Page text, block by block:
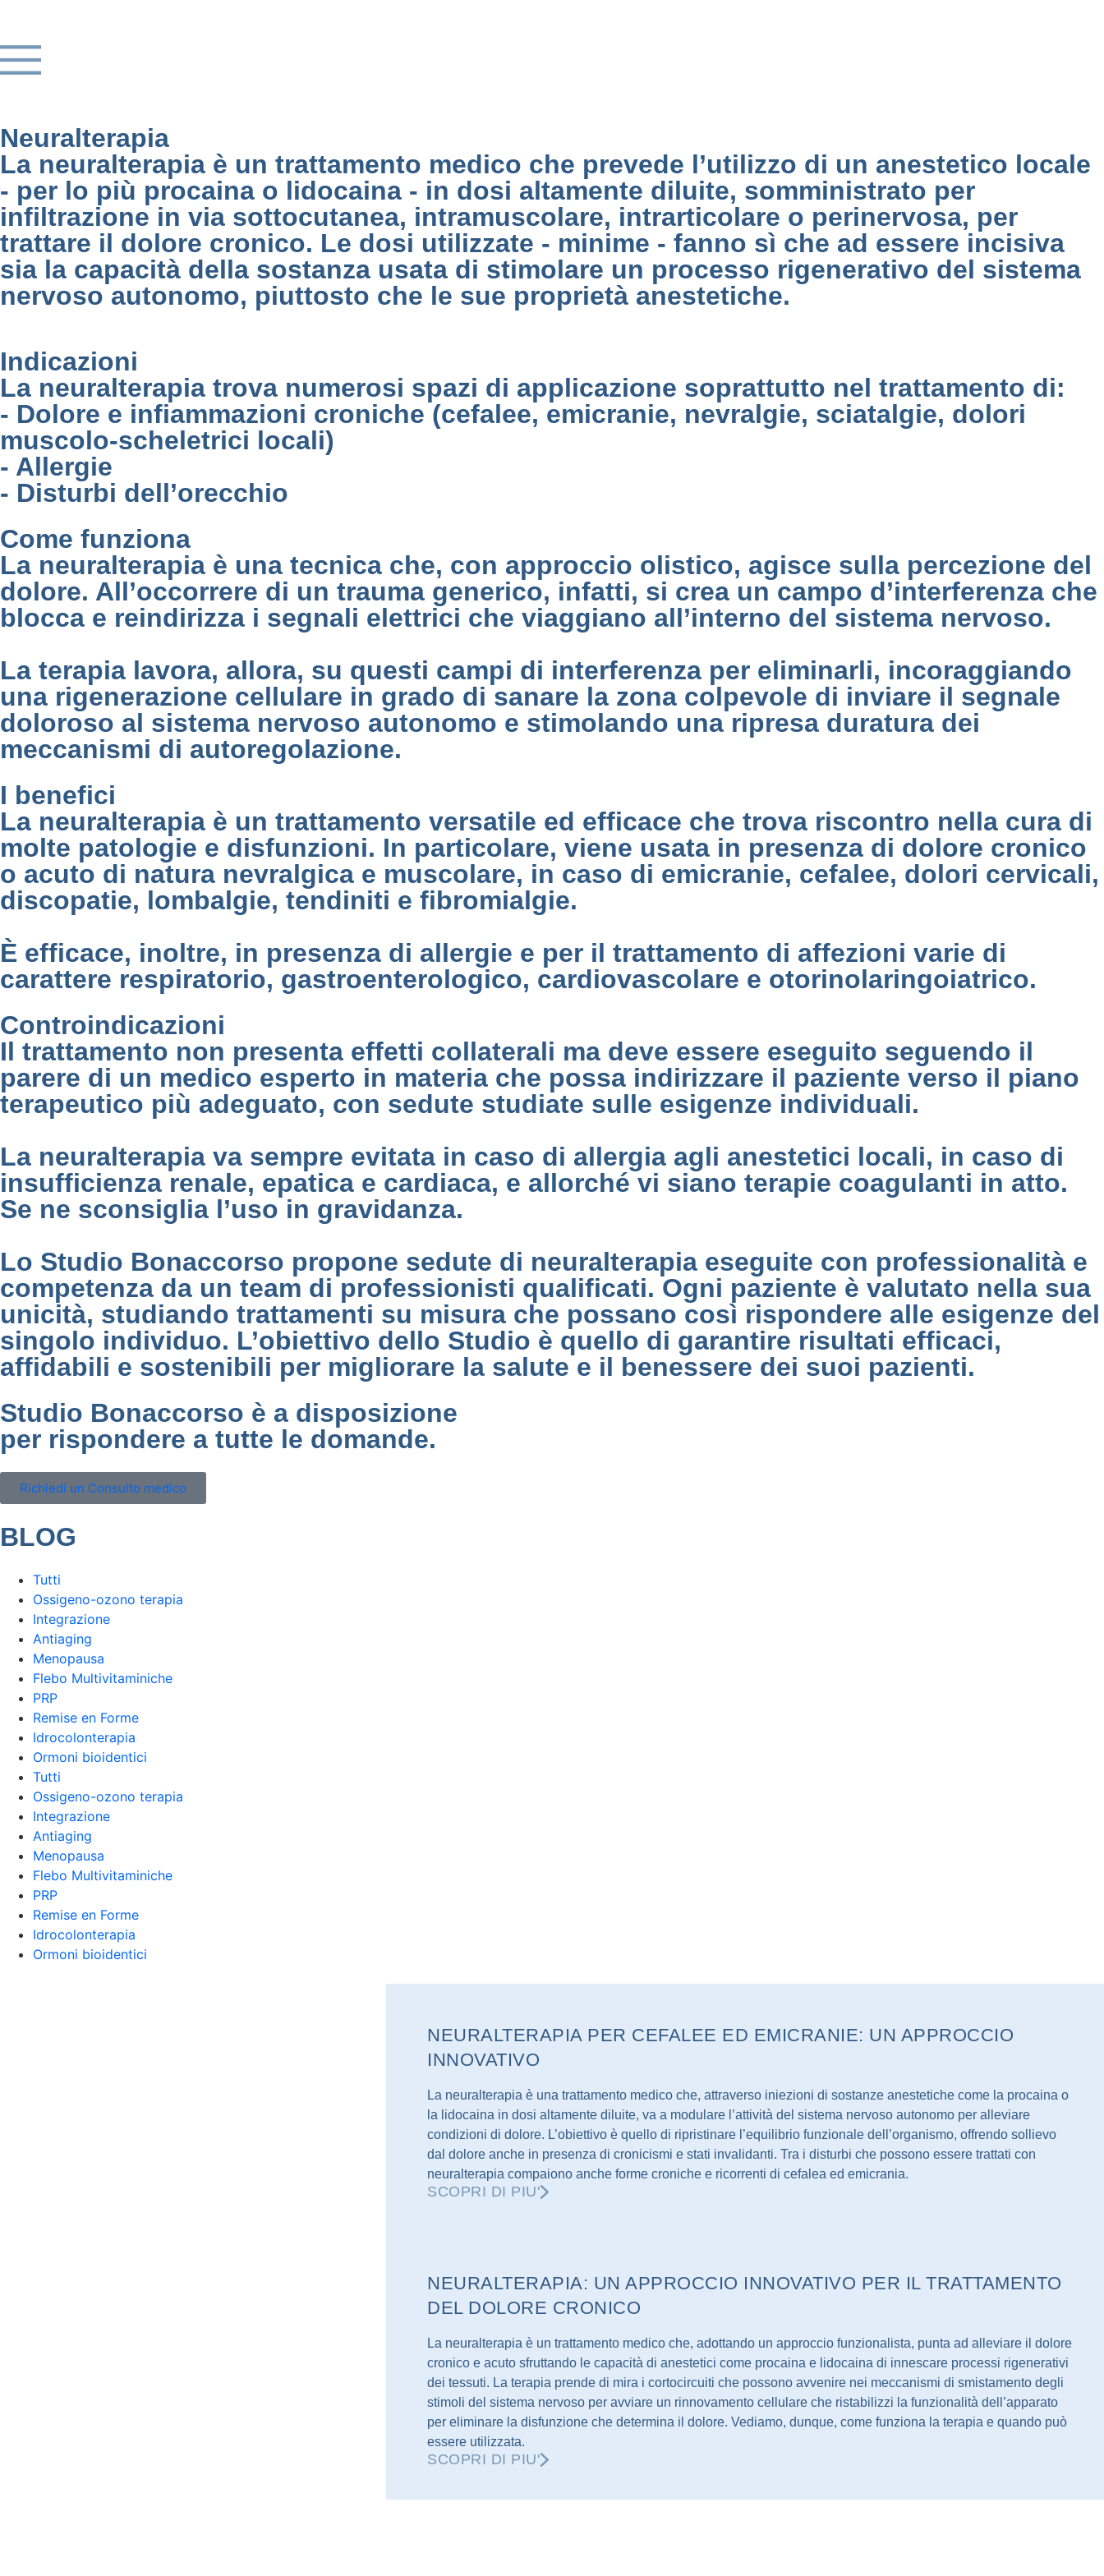
Neuralterapia
La neuralterapia è un trattamento medico che prevede l’utilizzo di un anestetico locale
- per lo più procaina o lidocaina - in dosi altamente diluite, somministrato per
infiltrazione in via sottocutanea, intramuscolare, intrarticolare o perinervosa, per
trattare il dolore cronico. Le dosi utilizzate - minime - fanno sì che ad essere incisiva
sia la capacità della sostanza usata di stimolare un processo rigenerativo del sistema
nervoso autonomo, piuttosto che le sue proprietà anestetiche.
Indicazioni
La neuralterapia trova numerosi spazi di applicazione soprattutto nel trattamento di:
- Dolore e infiammazioni croniche (cefalee, emicranie, nevralgie, sciatalgie, dolori
muscolo-scheletrici locali)
- Allergie
- Disturbi dell’orecchio
Come funziona
La neuralterapia è una tecnica che, con approccio olistico, agisce sulla percezione del
dolore. All’occorrere di un trauma generico, infatti, si crea un campo d’interferenza che
blocca e reindirizza i segnali elettrici che viaggiano all’interno del sistema nervoso.
La terapia lavora, allora, su questi campi di interferenza per eliminarli, incoraggiando
una rigenerazione cellulare in grado di sanare la zona colpevole di inviare il segnale
doloroso al sistema nervoso autonomo e stimolando una ripresa duratura dei
meccanismi di autoregolazione.
I benefici
La neuralterapia è un trattamento versatile ed efficace che trova riscontro nella cura di
molte patologie e disfunzioni. In particolare, viene usata in presenza di dolore cronico
o acuto di natura nevralgica e muscolare, in caso di emicranie, cefalee, dolori cervicali,
discopatie, lombalgie, tendiniti e fibromialgie.
È efficace, inoltre, in presenza di allergie e per il trattamento di affezioni varie di
carattere respiratorio, gastroenterologico, cardiovascolare e otorinolaringoiatrico.
Controindicazioni
Il trattamento non presenta effetti collaterali ma deve essere eseguito seguendo il
parere di un medico esperto in materia che possa indirizzare il paziente verso il piano
terapeutico più adeguato, con sedute studiate sulle esigenze individuali.
La neuralterapia va sempre evitata in caso di allergia agli anestetici locali, in caso di
insufficienza renale, epatica e cardiaca, e allorché vi siano terapie coagulanti in atto.
Se ne sconsiglia l’uso in gravidanza.
Lo Studio Bonaccorso propone sedute di neuralterapia eseguite con professionalità e
competenza da un team di professionisti qualificati. Ogni paziente è valutato nella sua
unicità, studiando trattamenti su misura che possano così rispondere alle esigenze del
singolo individuo. L’obiettivo dello Studio è quello di garantire risultati efficaci,
affidabili e sostenibili per migliorare la salute e il benessere dei suoi pazienti.
Studio Bonaccorso è a disposizione
per rispondere a tutte le domande.
Richiedi un Consulto medico
BLOG
Tutti
Ossigeno-ozono terapia
Integrazione
Antiaging
Menopausa
Flebo Multivitaminiche
PRP
Remise en Forme
Idrocolonterapia
Ormoni bioidentici
Tutti
Ossigeno-ozono terapia
Integrazione
Antiaging
Menopausa
Flebo Multivitaminiche
PRP
Remise en Forme
Idrocolonterapia
Ormoni bioidentici
NEURALTERAPIA PER CEFALEE ED EMICRANIE: UN APPROCCIO
INNOVATIVO
La neuralterapia è una trattamento medico che, attraverso iniezioni di sostanze anestetiche come la procaina o
la lidocaina in dosi altamente diluite, va a modulare l’attività del sistema nervoso autonomo per alleviare
condizioni di dolore. L’obiettivo è quello di ripristinare l’equilibrio funzionale dell’organismo, offrendo sollievo
dal dolore anche in presenza di cronicismi e stati invalidanti. Tra i disturbi che possono essere trattati con
neuralterapia compaiono anche forme croniche e ricorrenti di cefalea ed emicrania.
SCOPRI DI PIU'
NEURALTERAPIA: UN APPROCCIO INNOVATIVO PER IL TRATTAMENTO
DEL DOLORE CRONICO
La neuralterapia è un trattamento medico che, adottando un approccio funzionalista, punta ad alleviare il dolore
cronico e acuto sfruttando le capacità di anestetici come procaina e lidocaina di innescare processi rigenerativi
dei tessuti. La terapia prende di mira i cortocircuiti che possono avvenire nei meccanismi di smistamento degli
stimoli del sistema nervoso per avviare un rinnovamento cellulare che ristabilizzi la funzionalità dell’apparato
per eliminare la disfunzione che determina il dolore. Vediamo, dunque, come funziona la terapia e quando può
essere utilizzata.
SCOPRI DI PIU'